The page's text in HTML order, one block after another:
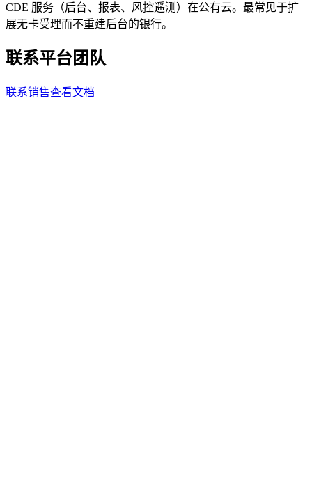
CDE 服务（后台、报表、风控遥测）在公有云。最常见于扩
展无卡受理而不重建后台的银行。
联系平台团队
联系销售查看文档